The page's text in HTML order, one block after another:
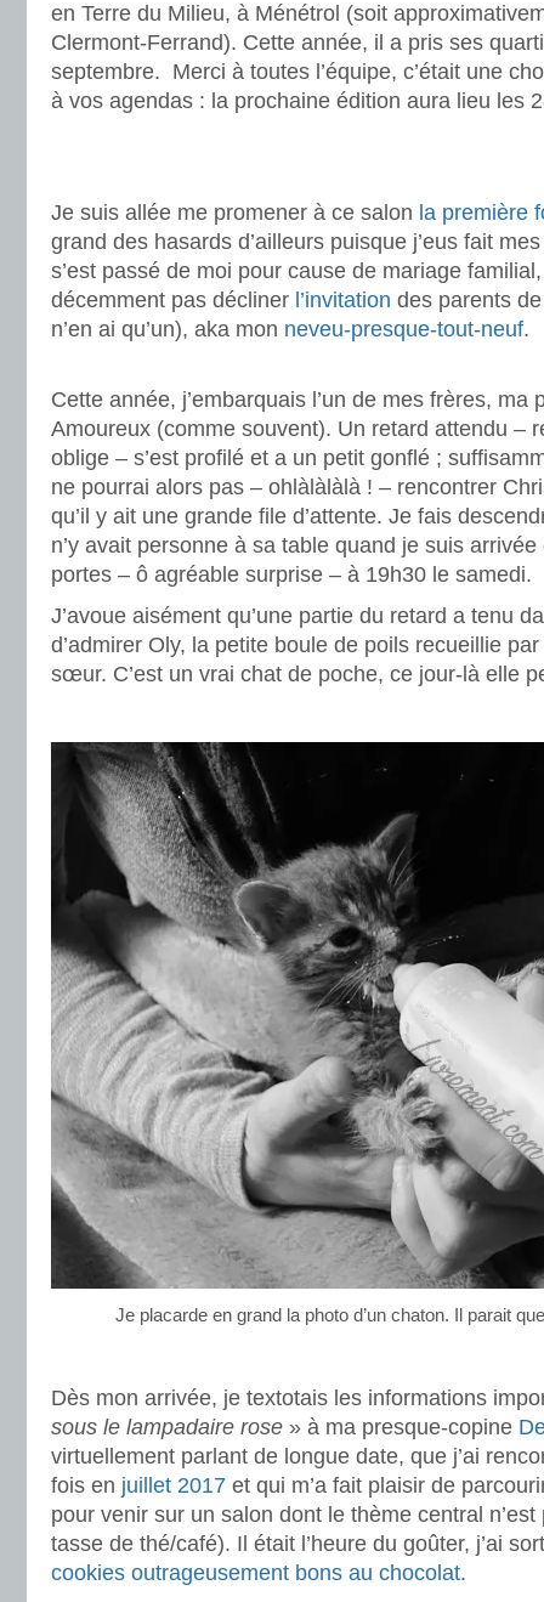
en Terre du Milieu, à Ménétrol (soit
Clermont-Ferrand). Cette année, il a pris ses
septembre. Merci à toutes l’équipe, c’était une
à vos agendas : la prochaine édition aura lieu les
Je suis allée me promener à ce salon la première
grand des hasards d’ailleurs puisque j’eus fait
s’est passé de moi pour cause de mariage
décemment pas décliner l’invitation des parents
n’en ai qu’un), aka mon neveu-presque-tout-neuf.
Cette année, j’embarquais l’un de mes frères, ma
Amoureux (comme souvent). Un retard attendu –
oblige – s’est profilé et a un petit gonflé ;
ne pourrai alors pas – ohlàlàlàlà ! – rencontrer
qu’il y ait une grande file d’attente. Je fais
n’y avait personne à sa table quand je suis
portes – ô agréable surprise – à 19h30 le samedi.
J’avoue aisément qu’une partie du retard a tenu
d’admirer Oly, la petite boule de poils recueillie
sœur. C’est un vrai chat de poche, ce jour-là elle
Je placarde en grand la photo d’un chaton. Il parait
Dès mon arrivée, je textotais les informations
sous le lampadaire rose » à ma presque-copine
virtuellement parlant de longue date, que j’ai
fois en juillet 2017 et qui m’a fait plaisir de
pour venir sur un salon dont le thème central
tasse de thé/café). Il était l’heure du goûter, j’ai
cookies outrageusement bons au chocolat.